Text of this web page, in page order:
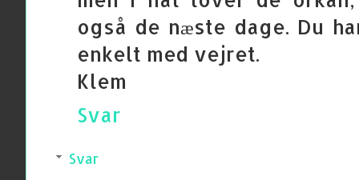
også de næste dage. Du
enkelt med vejret.
Klem
Svar
Svar